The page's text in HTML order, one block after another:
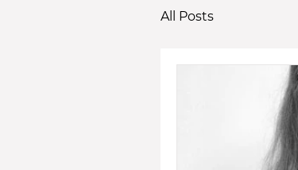
All Posts